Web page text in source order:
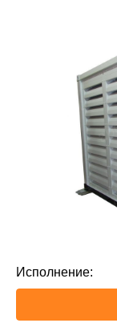
Исполнение: